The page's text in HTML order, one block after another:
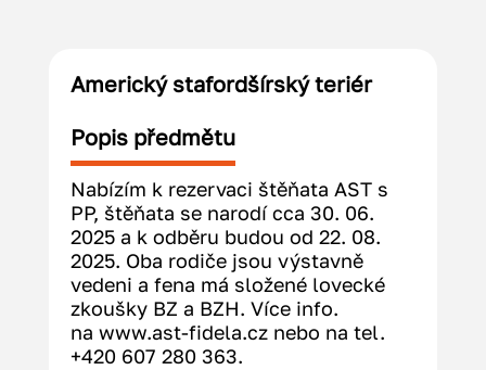
Americký stafordšírský teriér
Popis předmětu
Nabízím k rezervaci štěňata AST s
PP, štěňata se narodí cca 30. 06.
2025 a k odběru budou od 22. 08.
2025. Oba rodiče jsou výstavně
vedeni a fena má složené lovecké
zkoušky BZ a BZH. Více info.
na www.ast-fidela.cz nebo na tel.
+420 607 280 363.